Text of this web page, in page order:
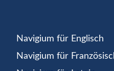
Navigium für Englisch
Navigium für